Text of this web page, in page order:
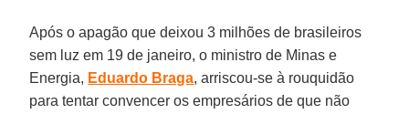
Após o apagão que deixou 3 milhões de brasileiros
sem luz em 19 de janeiro, o ministro de Minas e
Energia, Eduardo Braga, arriscou-se à rouquidão
para tentar convencer os empresários de que não